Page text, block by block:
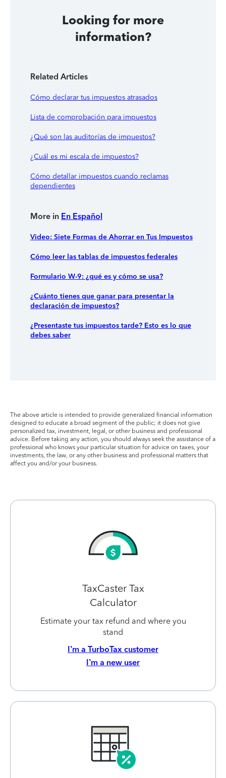
Looking for more
information?
Related Articles
Cómo declarar tus impuestos atrasados
Lista de comprobación para impuestos
¿Qué son las auditorías de impuestos?
¿Cuál es mi escala de impuestos?
Cómo detallar impuestos cuando reclamas
dependientes
More in En Español
Video: Siete Formas de Ahorrar en Tus Impuestos
Cómo leer las tablas de impuestos federales
Formulario W-9: ¿qué es y cómo se usa?
¿Cuánto tienes que ganar para presentar la
declaración de impuestos?
¿Presentaste tus impuestos tarde? Esto es lo que
debes saber
The above article is intended to provide generalized financial information
designed to educate a broad segment of the public; it does not give
personalized tax, investment, legal, or other business and professional
advice. Before taking any action, you should always seek the assistance of a
professional who knows your particular situation for advice on taxes, your
investments, the law, or any other business and professional matters that
affect you and/or your business.
TaxCaster Tax
Calculator
Estimate your tax refund and where you
stand
I’m a TurboTax customer
I’m a new user